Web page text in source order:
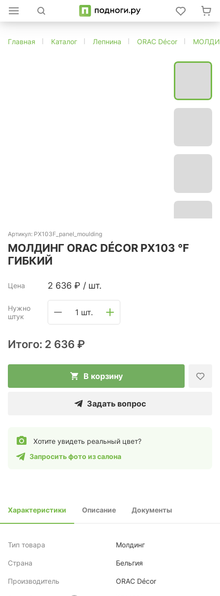
Главная Каталог Лепнина ORAC Décor
Артикул: PX103F_panel_moulding
МОЛДИНГ ORAC DÉCOR PX103 °F
ГИБКИЙ
Цена 2 636 ₽ / шт.
Нужно
штук
1 шт.
Итого: 2 636 ₽
В корзину
Задать вопрос
Хотите увидеть реальный цвет?
Запросить фото из салона
Характеристики Описание Документы
Тип товара Молдинг
Страна Бельгия
Производитель ORAC Décor